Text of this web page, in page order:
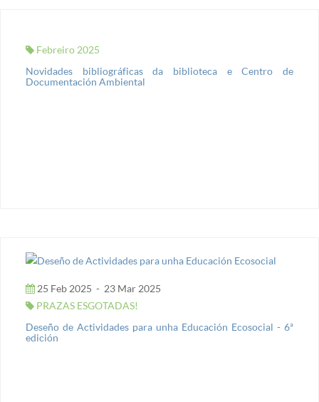
Febreiro 2025
Novidades bibliográficas da biblioteca e Centro de
Documentación Ambiental
25 Feb 2025 - 23 Mar 2025
PRAZAS ESGOTADAS!
Deseño de Actividades para unha Educación Ecosocial - 6ª
edición